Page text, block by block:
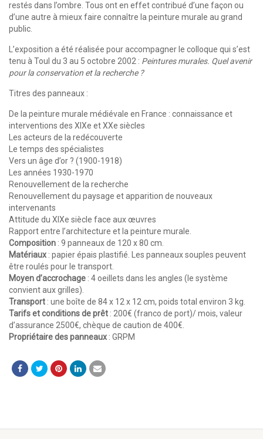
restés dans l’ombre. Tous ont en effet contribué d’une façon ou
d’une autre à mieux faire connaître la peinture murale au grand
public.
L’exposition a été réalisée pour accompagner le colloque qui s’est
tenu à Toul du 3 au 5 octobre 2002 : Peintures murales. Quel avenir
pour la conservation et la recherche ?
Titres des panneaux :
De la peinture murale médiévale en France : connaissance et
interventions des XIXe et XXe siècles
Les acteurs de la redécouverte
Le temps des spécialistes
Vers un âge d’or ? (1900-1918)
Les années 1930-1970
Renouvellement de la recherche
Renouvellement du paysage et apparition de nouveaux
intervenants
Attitude du XIXe siècle face aux œuvres
Rapport entre l’architecture et la peinture murale.
Composition : 9 panneaux de 120 x 80 cm.
Matériaux : papier épais plastifié. Les panneaux souples peuvent
être roulés pour le transport.
Moyen d’accrochage : 4 oeillets dans les angles (le système
convient aux grilles).
Transport : une boîte de 84 x 12 x 12 cm, poids total environ 3 kg.
Tarifs et conditions de prêt : 200€ (franco de port)/ mois, valeur
d’assurance 2500€, chèque de caution de 400€.
Propriétaire des panneaux : GRPM